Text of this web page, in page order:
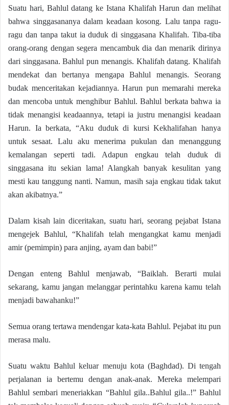
Suatu hari, Bahlul datang ke Istana Khalifah Harun dan melihat
bahwa singgasananya dalam keadaan kosong. Lalu tanpa ragu-
ragu dan tanpa takut ia duduk di singgasana Khalifah. Tiba-tiba
orang-orang dengan segera mencambuk dia dan menarik dirinya
dari singgasana. Bahlul pun menangis. Khalifah datang. Khalifah
mendekat dan bertanya mengapa Bahlul menangis. Seorang
budak menceritakan kejadiannya. Harun pun memarahi mereka
dan mencoba untuk menghibur Bahlul. Bahlul berkata bahwa ia
tidak menangisi keadaannya, tetapi ia justru menangisi keadaan
Harun. Ia berkata, “Aku duduk di kursi Kekhalifahan hanya
untuk sesaat. Lalu aku menerima pukulan dan menanggung
kemalangan seperti tadi. Adapun engkau telah duduk di
singgasana itu sekian lama! Alangkah banyak kesulitan yang
mesti kau tanggung nanti. Namun, masih saja engkau tidak takut
akan akibatnya.”
Dalam kisah lain diceritakan, suatu hari, seorang pejabat Istana
mengejek Bahlul, “Khalifah telah mengangkat kamu menjadi
amir (pemimpin) para anjing, ayam dan babi!”
Dengan enteng Bahlul menjawab, “Baiklah. Berarti mulai
sekarang, kamu jangan melanggar perintahku karena kamu telah
menjadi bawahanku!”
Semua orang tertawa mendengar kata-kata Bahlul. Pejabat itu pun
merasa malu.
Suatu waktu Bahlul keluar menuju kota (Baghdad). Di tengah
perjalanan ia bertemu dengan anak-anak. Mereka melempari
Bahlul sembari meneriakkan “Bahlul gila..Bahlul gila..!” Bahlul